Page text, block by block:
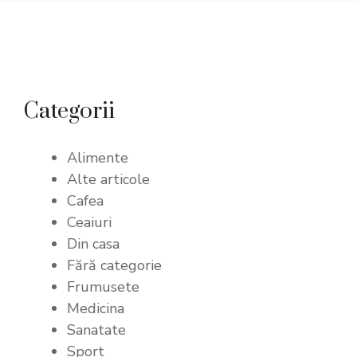
Categorii
Alimente
Alte articole
Cafea
Ceaiuri
Din casa
Fără categorie
Frumusete
Medicina
Sanatate
Sport